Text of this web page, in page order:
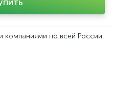
компаниями по всей России